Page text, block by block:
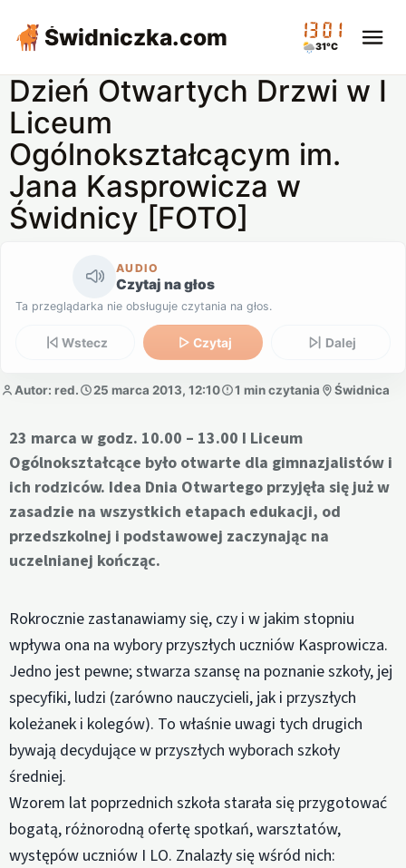
Świdniczka.com 13:01
31°C
Dzień Otwartych Drzwi w I
Liceum
Ogólnokształcącym im.
Jana Kasprowicza w
Świdnicy [FOTO]
AUDIO
Czytaj na głos
Ta przeglądarka nie obsługuje czytania na głos.
Wstecz Czytaj Dalej
Autor: red. 25 marca 2013, 12:10 1 min czytania Świdnica
23 marca w godz. 10.00 – 13.00 I Liceum
Ogólnokształcące było otwarte dla gimnazjalistów i
ich rodziców. Idea Dnia Otwartego przyjęła się już w
zasadzie na wszystkich etapach edukacji, od
przedszkolnej i podstawowej zaczynając na
uczelnianej kończąc.
Rokrocznie zastanawiamy się, czy i w jakim stopniu
wpływa ona na wybory przyszłych uczniów Kasprowicza.
Jedno jest pewne; stwarza szansę na poznanie szkoły, jej
specyfiki, ludzi (zarówno nauczycieli, jak i przyszłych
koleżanek i kolegów). To właśnie uwagi tych drugich
bywają decydujące w przyszłych wyborach szkoły
średniej.
Wzorem lat poprzednich szkoła starała się przygotować
bogatą, różnorodną ofertę spotkań, warsztatów,
występów uczniów I LO. Znalazły się wśród nich: